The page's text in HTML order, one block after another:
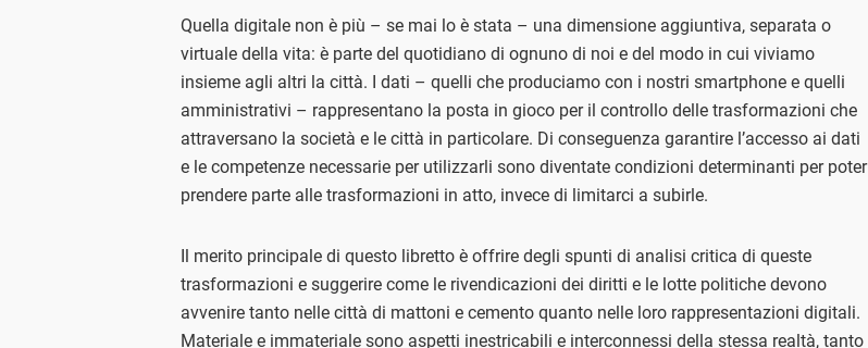
Quella digitale non è più – se mai lo è stata – una dimensione aggiuntiva, separata o
virtuale della vita: è parte del quotidiano di ognuno di noi e del modo in cui viviamo
insieme agli altri la città. I dati – quelli che produciamo con i nostri smartphone e quelli
amministrativi – rappresentano la posta in gioco per il controllo delle trasformazioni che
attraversano la società e le città in particolare. Di conseguenza garantire l’accesso ai dati
e le competenze necessarie per utilizzarli sono diventate condizioni determinanti per poter
prendere parte alle trasformazioni in atto, invece di limitarci a subirle.
Il merito principale di questo libretto è offrire degli spunti di analisi critica di queste
trasformazioni e suggerire come le rivendicazioni dei diritti e le lotte politiche devono
avvenire tanto nelle città di mattoni e cemento quanto nelle loro rappresentazioni digitali.
Materiale e immateriale sono aspetti inestricabili e interconnessi della stessa realtà, tanto